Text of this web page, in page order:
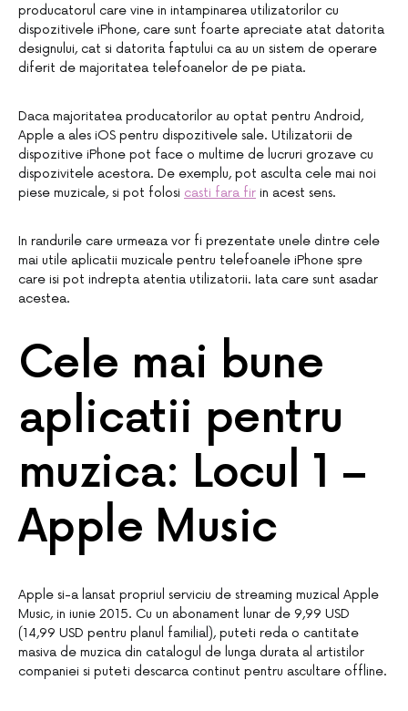
producatorul care vine in intampinarea utilizatorilor cu
dispozitivele iPhone, care sunt foarte apreciate atat datorita
designului, cat si datorita faptului ca au un sistem de operare
diferit de majoritatea telefoanelor de pe piata.
Daca majoritatea producatorilor au optat pentru Android,
Apple a ales iOS pentru dispozitivele sale. Utilizatorii de
dispozitive iPhone pot face o multime de lucruri grozave cu
dispozivitele acestora. De exemplu, pot asculta cele mai noi
piese muzicale, si pot folosi casti fara fir in acest sens.
In randurile care urmeaza vor fi prezentate unele dintre cele
mai utile aplicatii muzicale pentru telefoanele iPhone spre
care isi pot indrepta atentia utilizatorii. Iata care sunt asadar
acestea.
Cele mai bune
aplicatii pentru
muzica: Locul 1 –
Apple Music
Apple si-a lansat propriul serviciu de streaming muzical Apple
Music, in iunie 2015. Cu un abonament lunar de 9,99 USD
(14,99 USD pentru planul familial), puteti reda o cantitate
masiva de muzica din catalogul de lunga durata al artistilor
companiei si puteti descarca continut pentru ascultare offline.